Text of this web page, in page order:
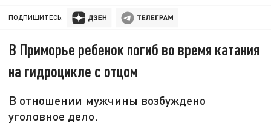
ПОДПИШИТЕСЬ:
В Приморье ребенок погиб во время катания
на гидроцикле с отцом
В отношении мужчины возбуждено
уголовное дело.